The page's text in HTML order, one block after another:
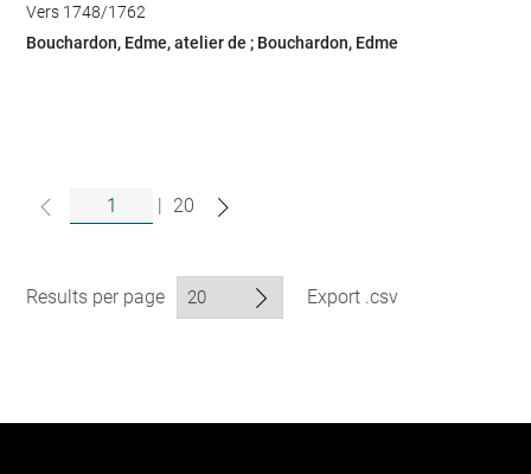
Vers 1748/1762
Bouchardon, Edme, atelier de ; Bouchardon, Edme
| 20
Results per page Export .csv